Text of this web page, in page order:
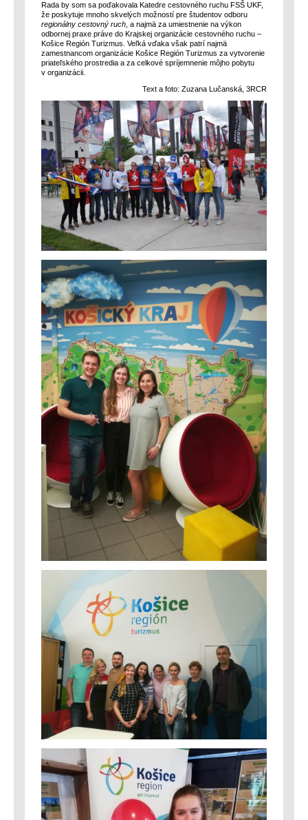
Rada by som sa poďakovala Katedre cestovného ruchu FSŠ UKF,
že poskytuje mnoho skvelých možností pre študentov odboru
regionálny cestovný ruch , a najmä za umiestnenie na výkon
odbornej praxe práve do Krajskej organizácie cestovného ruchu –
Košice Región Turizmus. Veľká vďaka však patrí najmä
zamestnancom organizácie Košice Región Turizmus za vytvorenie
priateľského prostredia a za celkové spríjemnenie môjho pobytu
v organizácii.
Text a foto: Zuzana Lučanská, 3RCR